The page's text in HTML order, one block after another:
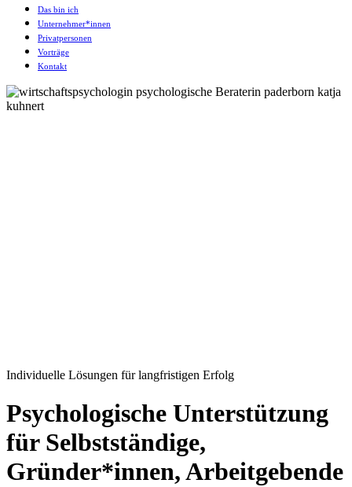
Das bin ich
Unternehmer*innen
Privatpersonen
Vorträge
Kontakt
Individuelle Lösungen für langfristigen Erfolg
Psychologische Unterstützung
für Selbstständige,
Gründer*innen, Arbeitgebende